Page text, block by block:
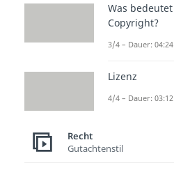
Was bedeutet
Copyright?
3/4 – Dauer: 04:24
Lizenz
4/4 – Dauer: 03:12
Recht
Gutachtenstil